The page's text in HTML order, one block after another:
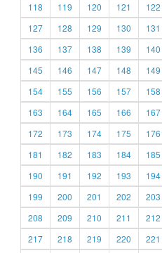
118
119 120 121 122
127
128 129 130 131
136
137 138 139 140
145
146 147 148 149
154
155 156 157 158
163
164 165 166 167
172
173 174 175 176
181
182 183 184 185
190
191 192 193 194
199
200 201 202 203
208
209 210 211 212
217
218 219 220 221